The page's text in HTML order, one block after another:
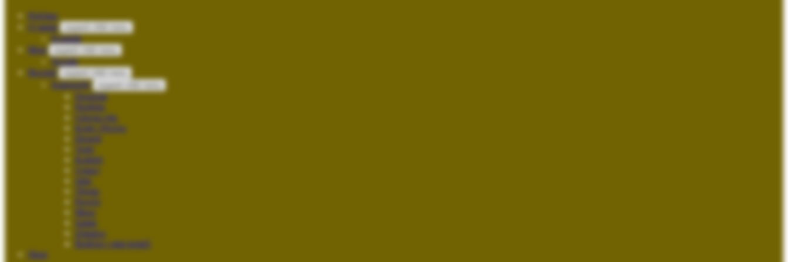
Početna
O nama
Kontakt
Blog
Socials
Recepti
Kategorije expand child menu
Doručak
Predjela
Glavna jela
Kruh i Peciva
Deserti
Torte
Kokteli
Umaci
Juhe
Tijesto
Meso
Salate
Zimnica
Božićni i sitni kolači
Shop